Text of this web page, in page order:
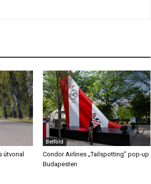
útvonal
Belföld
Condor Airlines „Tailspotting” pop-up
Budapesten